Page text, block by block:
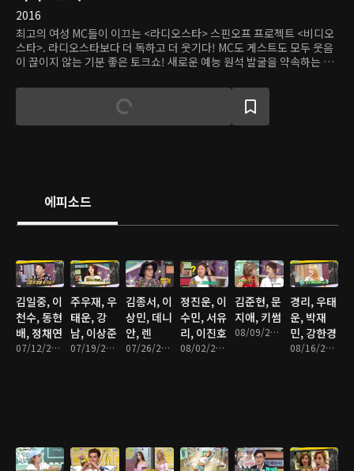
2016
최고의 여성 MC들이 이끄는 <라디오스타> 스핀오프 프로젝트 <비디오
스타>. 라디오스타보다 더 독하고 더 웃기다! MC도 게스트도 모두 웃음
이 끊이지 않는 기분 좋은 토크쇼! 새로운 예능 원석 발굴을 약속하는 고
에피소드
김일중, 이
천수, 동현
배, 정채연
07/12/2016 • 1시간
주우재, 우
태운, 강
남, 이상준
07/19/2016 • 1시간
김종서, 이
상민, 데니
안, 렌
07/26/2016 • 1시간 2분
정진운, 이
수민, 서유
리, 이진호
08/02/2016 • 1시간 2분
김준현, 문
지애, 키썸
08/09/2016 • 1시간 3분
경리, 우태
운, 박재
민, 강한경
08/16/2016 • 1시간 7분